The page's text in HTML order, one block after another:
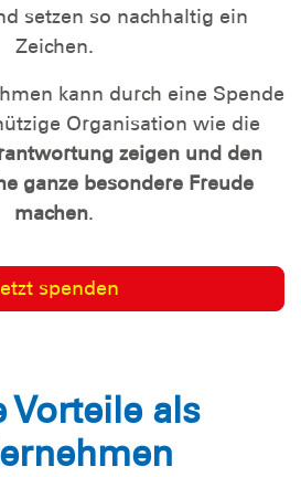
setzen so nachhaltig ein
Zeichen.
kann durch eine Spende
Organisation wie die
zeigen und den
ganze besondere Freude
machen.
spenden
Vorteile als